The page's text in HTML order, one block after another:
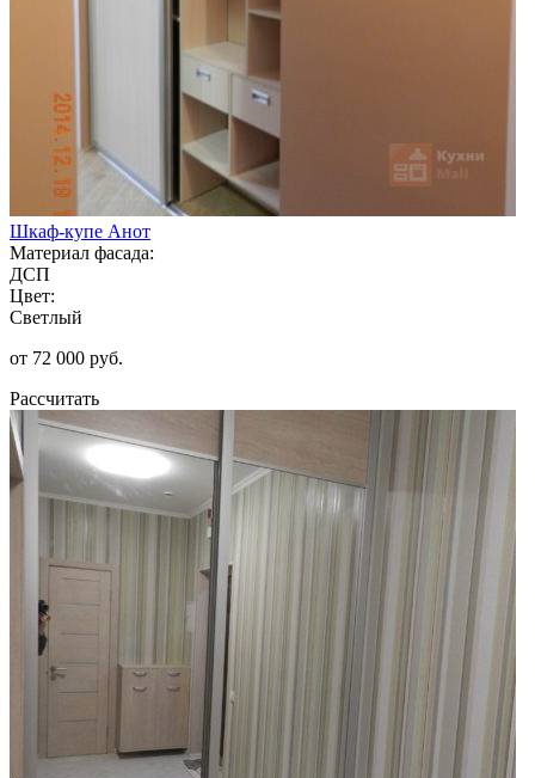
Шкаф-купе Анот
Материал фасада:
ДСП
Цвет:
Светлый
от 72 000 руб.
Рассчитать